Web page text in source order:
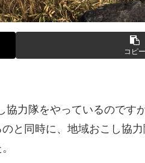
コピー
力隊をやっているのです
と同時に、地域おこし協